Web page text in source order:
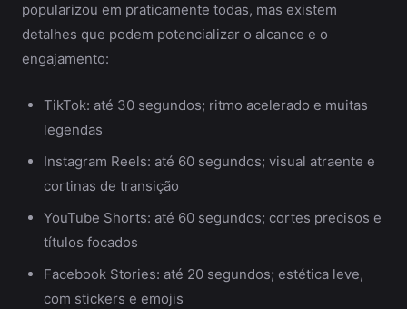
popularizou em praticamente todas, mas existem
detalhes que podem potencializar o alcance e o
engajamento:
TikTok: até 30 segundos; ritmo acelerado e muitas
legendas
Instagram Reels: até 60 segundos; visual atraente e
cortinas de transição
YouTube Shorts: até 60 segundos; cortes precisos e
títulos focados
Facebook Stories: até 20 segundos; estética leve,
com stickers e emojis